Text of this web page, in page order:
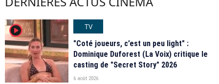
player2
TV
"Coté joueurs, c’est un peu light" :
Dominique Duforest (La Voix) critique le
casting de "Secret Story" 2026
6 août 2026